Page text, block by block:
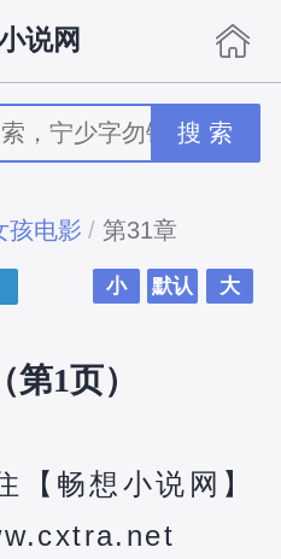
说网
搜 索
孩电影 第31章
小 默认 大
第1页）
【畅想小说网】